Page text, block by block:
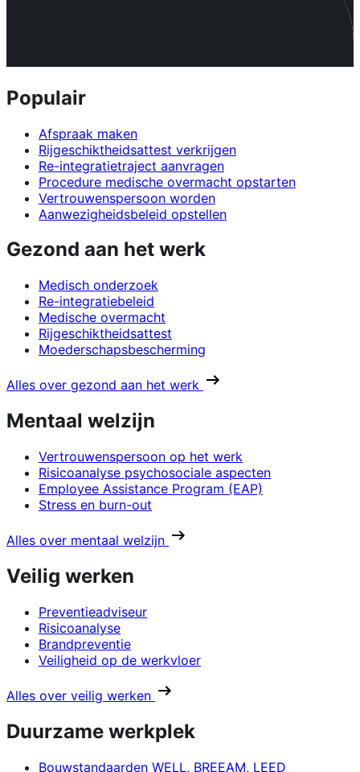
Populair
Afspraak maken
Rijgeschiktheidsattest verkrijgen
Re-integratietraject aanvragen
Procedure medische overmacht opstarten
Vertrouwenspersoon worden
Aanwezigheidsbeleid opstellen
Gezond aan het werk
Medisch onderzoek
Re-integratiebeleid
Medische overmacht
Rijgeschiktheidsattest
Moederschapsbescherming
Alles over gezond aan het werk
Mentaal welzijn
Vertrouwenspersoon op het werk
Risicoanalyse psychosociale aspecten
Employee Assistance Program (EAP)
Stress en burn-out
Alles over mentaal welzijn
Veilig werken
Preventieadviseur
Risicoanalyse
Brandpreventie
Veiligheid op de werkvloer
Alles over veilig werken
Duurzame werkplek
Bouwstandaarden WELL, BREEAM, LEED